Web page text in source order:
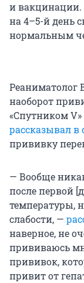
и вакцинации.
на 4–5-й день
нормальным
Реаниматолог
наоборот
«Спутником
рассказывал в
прививку
— Вообще
после первой
температуры,
слабости, —
наверное, не
прививаюсь
прививок,
привит от